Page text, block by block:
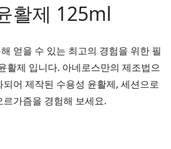
활제 125ml
얻을 수 있는 최고의 경험을 위한 필
활제 입니다. 아네로스만의 제조법으
어 제작된 수용성 윤활제, 세션으로
가즘을 경험해 보세요.